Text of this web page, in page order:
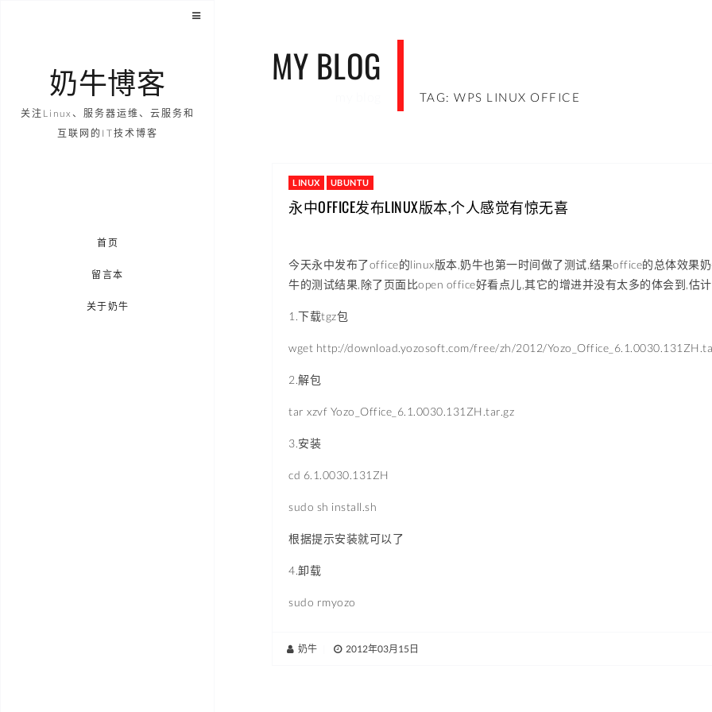
奶牛博客
关注Linux、服务器运维、云服务和
互联网的IT技术博客
首页
留言本
关于奶牛
MY BLOG
TAG: WPS LINUX OFFICE
LINUX UBUNTU
永中OFFICE发布LINUX版本,个人感觉有惊无喜
今天永中发布了office的linux版本,奶牛也第一时间做了测试,结果office的总体效果
牛的测试结果,除了页面比open office好看点儿,其它的增进并没有太多的体会到,估
1.下载tgz包
wget http://download.yozosoft.com/free/zh/2012/
2.解包
tar xzvf Yozo_Office_6.1.0030.131ZH.tar.gz
3.安装
cd 6.1.0030.131ZH
sudo sh install.sh
根据提示安装就可以了
4.卸载
sudo rmyozo
奶牛 2012年03月15日